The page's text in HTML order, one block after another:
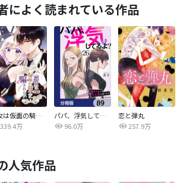
によく読まれている作品
悪女は仮面の騎士に騙されない
339.4万
パパ、浮気してるよ？娘と二人でクズ夫を捨てます【分冊版】
96.0万
恋と弾丸
257.9万
人気作品